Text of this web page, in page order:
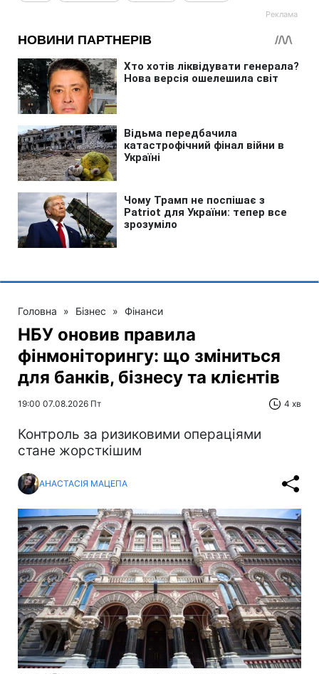
Головна » Бізнес » Фінанси
НБУ оновив правила
фінмоніторингу: що зміниться
для банків, бізнесу та клієнтів
19:00 07.08.2026 Пт 4 хв
Контроль за ризиковими операціями
стане жорсткішим
АНАСТАСІЯ МАЦЕПА